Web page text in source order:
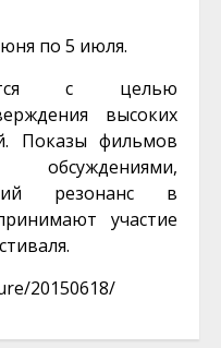
по 5 июля.
с целью
высоких
Показы фильмов
резонанс в
участие
20150618/